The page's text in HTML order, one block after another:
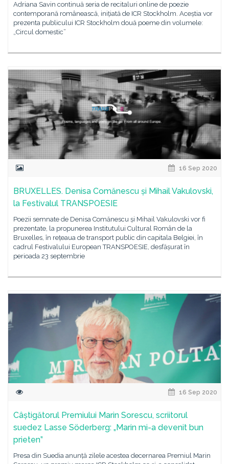
Adriana Savin continuă seria de recitaluri online de poezie
contemporană românească, inițiată de ICR Stockholm. Aceștia vor
prezenta publicului ICR Stockholm două poeme din volumele:
„Circul domestic”
16 Sep 2020
BRUXELLES. Denisa Comănescu și Mihail Vakulovski,
la Festivalul TRANSPOESIE
Poezii semnate de Denisa Comănescu și Mihail Vakulovski vor fi
prezentate, la propunerea Institutului Cultural Român de la
Bruxelles, în rețeaua de transport public din capitala Belgiei, în
cadrul Festivalului European TRANSPOESIE, desfășurat în
perioada 23 septembrie
16 Sep 2020
Câștigătorul Premiului Marin Sorescu, scriitorul
suedez Lasse Söderberg: „Marin mi-a devenit bun
prieten”
Presa din Suedia anunță zilele acestea decernarea Premiul Marin